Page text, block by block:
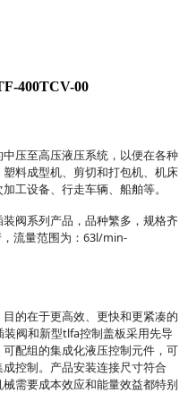
400TCV-00
压至高压液压系统，以便在各种
料成型机、剪切和打包机、机床
工设备、行走车辆、船舶等。
阀系列产品，品种繁多，规格齐
流量范围为：63l/min-
的在于更高效、更快和更紧凑的
装阀和新型tlfa控制盖板采用先导
配组的集成化液压控制元件，可
控制。产品安装连接尺寸符合
需要成本效应和能量效益都特别